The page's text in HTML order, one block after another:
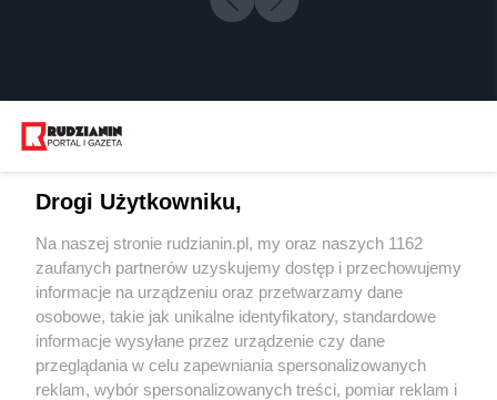
4 / 0
Wydawca mediów
Drogi Użytkowniku,
Na naszej stronie rudzianin.pl, my oraz naszych 1162
zaufanych partnerów uzyskujemy dostęp i przechowujemy
informacje na urządzeniu oraz przetwarzamy dane
osobowe, takie jak unikalne identyfikatory, standardowe
informacje wysyłane przez urządzenie czy dane
przeglądania w celu zapewniania spersonalizowanych
reklam, wybór spersonalizowanych treści, pomiar reklam i